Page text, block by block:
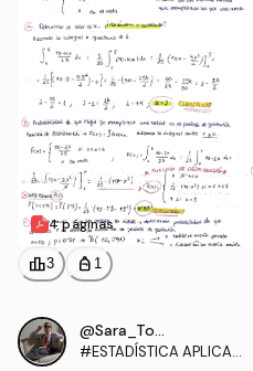
4 páginas
leaderboard3 personal_bag 1
@Sara_Torrado
#ESTADÍSTICA APLICAD